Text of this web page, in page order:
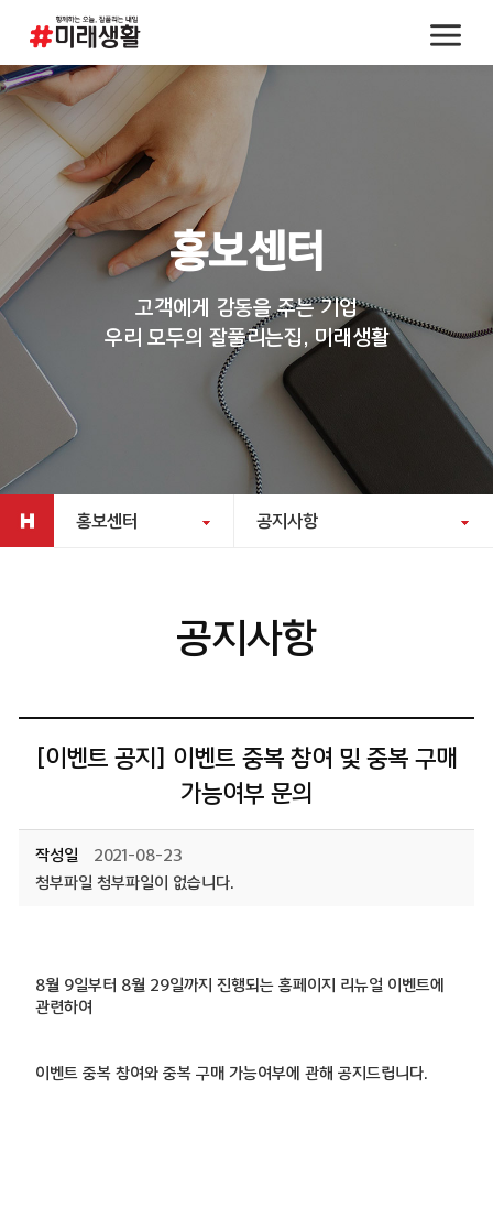
홍보센터
고객에게 감동을 주는 기업
우리 모두의 잘풀리는집, 미래생활
홍보센터 공지사항
공지사항
[이벤트 공지] 이벤트 중복 참여 및 중복 구매
가능여부 문의
작성일
2021-08-23
첨부파일 첨부파일이 없습니다.
8월 9일부터 8월 29일까지 진행되는 홈페이지 리뉴얼 이벤트에
관련하여
이벤트 중복 참여와 중복 구매 가능여부에 관해 공지드립니다.